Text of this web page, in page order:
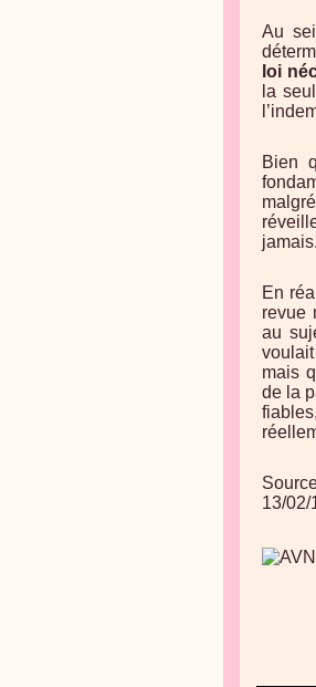
Au
loi
la
Bien
jamais.
En
revue
au
mais
de la
13/02/